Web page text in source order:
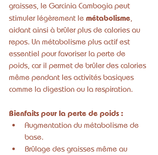
graisses, le Garcinia Cambogia peut
stimuler légèrement le métabolisme
aidant ainsi à brûler plus de calories au
repos. Un métabolisme plus actif est
essentiel pour favoriser la perte de
poids, car il permet de brûler des calories
même pendant les activités basiques
comme la digestion ou la respiration.
Bienfaits pour la perte de poids :
Augmentation du métabolisme de
base.
Brûlage des graisses même au